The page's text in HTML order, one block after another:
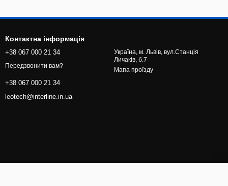
Контактна інформація
+38 067 000 21 34
Передзвонити вам?
+38 067 000 21 34
leotech@interline.in.ua
Україна, м. Львів, вул.Станція
Личаків, б.7
Мапа проїзду